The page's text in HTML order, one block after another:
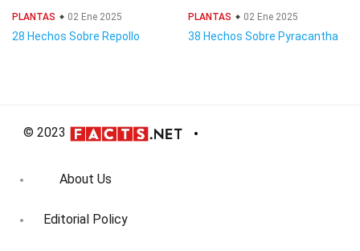
PLANTAS 02 Ene 2025
28 Hechos Sobre Repollo
PLANTAS 02 Ene 2025
38 Hechos Sobre Pyracantha
© 2023
About Us
Editorial Policy